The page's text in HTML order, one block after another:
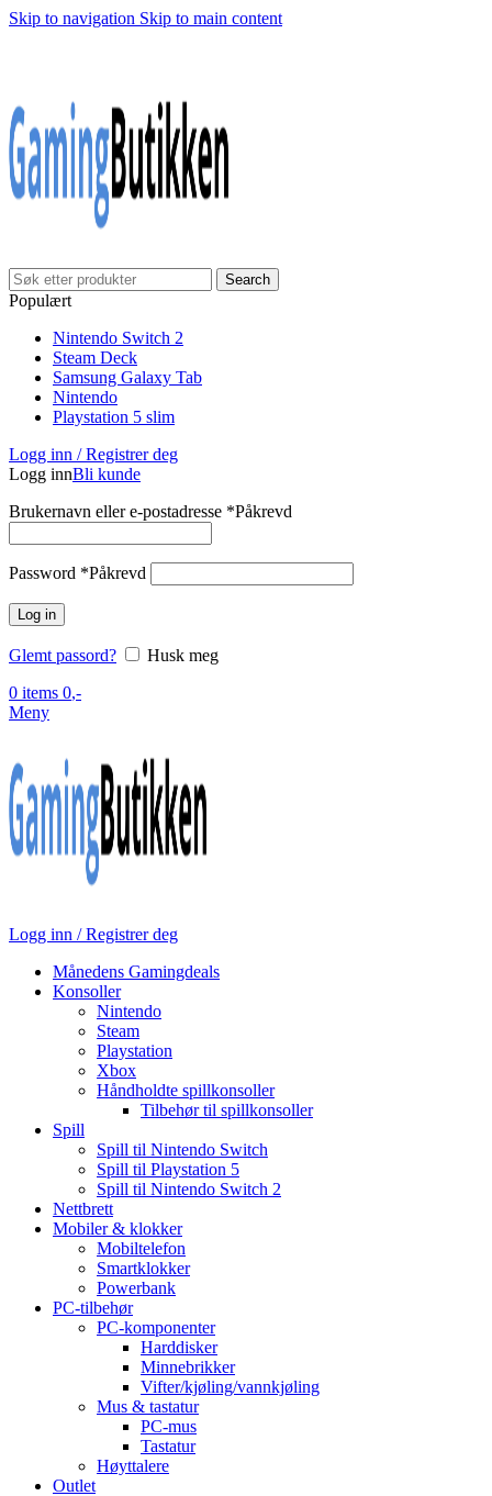
Skip to navigation Skip to main content
Search
Populært
Nintendo Switch 2
Steam Deck
Samsung Galaxy Tab
Nintendo
Playstation 5 slim
Logg inn / Registrer deg
Logg innBli kunde
Brukernavn eller e-postadresse *Påkrevd
Password *Påkrevd
Log in
Glemt passord?
Husk meg
0 items 0,-
Meny
Logg inn / Registrer deg
Månedens Gamingdeals
Konsoller
Nintendo
Steam
Playstation
Xbox
Håndholdte spillkonsoller
Tilbehør til spillkonsoller
Spill
Spill til Nintendo Switch
Spill til Playstation 5
Spill til Nintendo Switch 2
Nettbrett
Mobiler & klokker
Mobiltelefon
Smartklokker
Powerbank
PC-tilbehør
PC-komponenter
Harddisker
Minnebrikker
Vifter/kjøling/vannkjøling
Mus & tastatur
PC-mus
Tastatur
Høyttalere
Outlet